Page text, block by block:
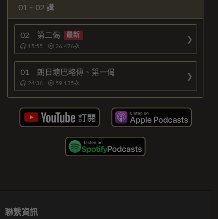
01 ~ 02 講
02 第二偈 最新
15:55 26,476次
01 朗日塘巴略傳、第一偈
24:36 59,135次
聯繫資訊